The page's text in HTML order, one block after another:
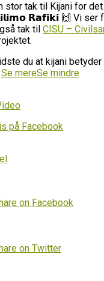
stor tak til Kijani for
𝗥𝗮𝗳𝗶𝗸𝗶 🙌 Vi
tak til CISU –
du at kijani betyder
Se mereSe mindre
på Facebook
on Facebook
on Twitter